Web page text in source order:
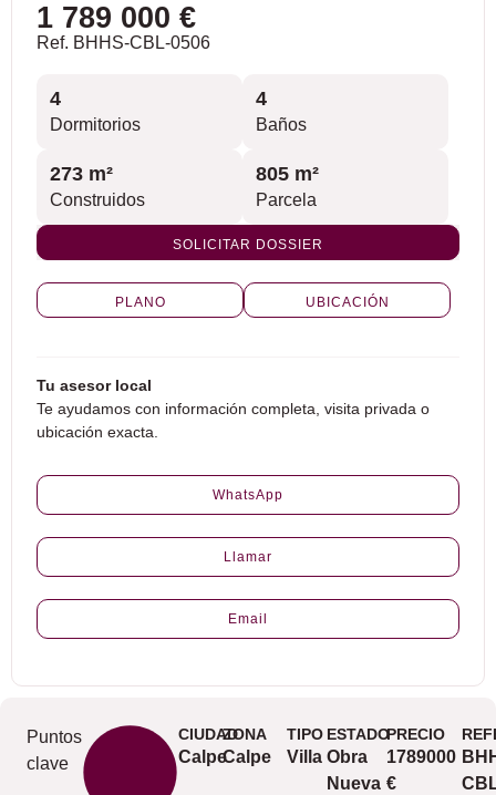
1 789 000 €
Ref. BHHS-CBL-0506
4
Dormitorios
4
Baños
273 m²
Construidos
805 m²
Parcela
SOLICITAR DOSSIER
PLANO UBICACIÓN
Tu asesor local
Te ayudamos con información completa, visita privada o
ubicación exacta.
WhatsApp
Llamar
Email
Puntos
clave
CIUDAD
Calpe
ZONA
Calpe
TIPO
Villa
ESTADO
Obra
Nueva
PRECIO
1789000
€